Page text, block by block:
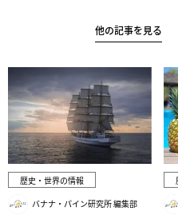
他の記事を見る
歴史・世界の情報
バナナ・パイン研究所 編集部
歴史